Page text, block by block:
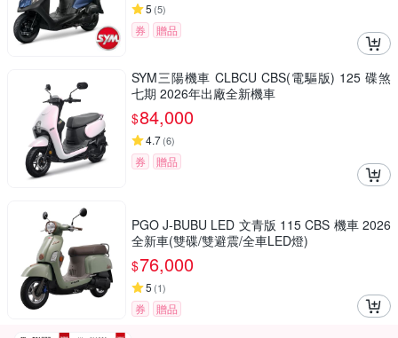
5 (5)
券 贈品
SYM三陽機車 CLBCU CBS(電驅版) 125 碟煞
七期 2026年出廠全新機車
$84,000
4.7(6)
券 贈品
PGO J-BUBU LED 文青版 115 CBS 機車 2026
全新車(雙碟/雙避震/全車LED燈)
$76,000
5 (1)
券 贈品